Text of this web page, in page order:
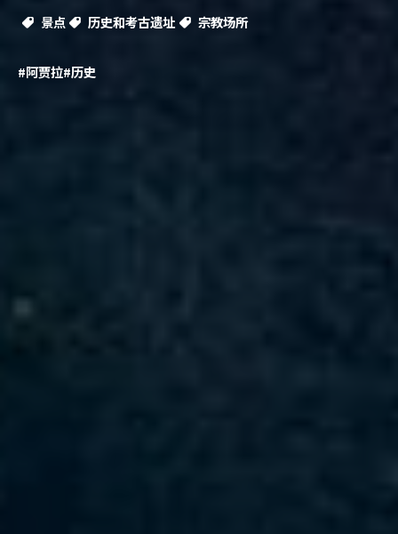
景点 历史和考古遗址 宗教场所
#阿贾拉#历史